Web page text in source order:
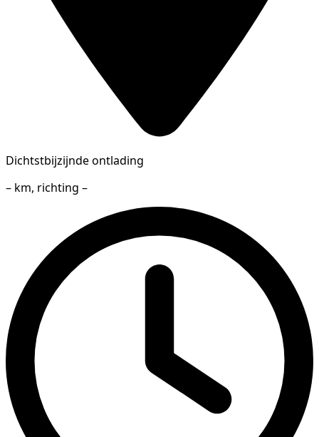
Dichtstbijzijnde ontlading
– km, richting –